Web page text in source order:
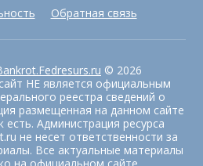
Обратная связь
© 2026
НЕ является официальным
реестра сведений о
размещенная на данном сайте
есть. Администрация ресурса
не несет ответственности за
Все актуальные материалы
на официальном сайте